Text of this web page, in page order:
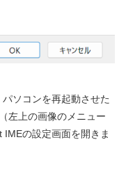
ソコンを再起動させた
左上の画像のメニュー
の設定画面を開きま